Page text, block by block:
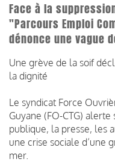
Face à la
"Parcours Emploi
dénonce une vague
Une grève de la soif
la dignité
Le syndicat Force
Guyane (FO-CTG)
publique, la presse, les
une crise sociale d’une
mer.